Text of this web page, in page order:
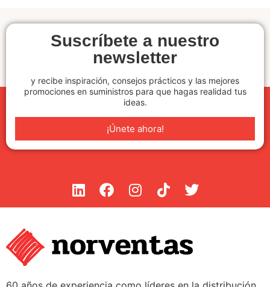
Suscríbete a nuestro
newsletter
y recibe inspiración, consejos prácticos y las mejores
promociones en suministros para que hagas realidad tus
ideas.
¡Únete ahora!